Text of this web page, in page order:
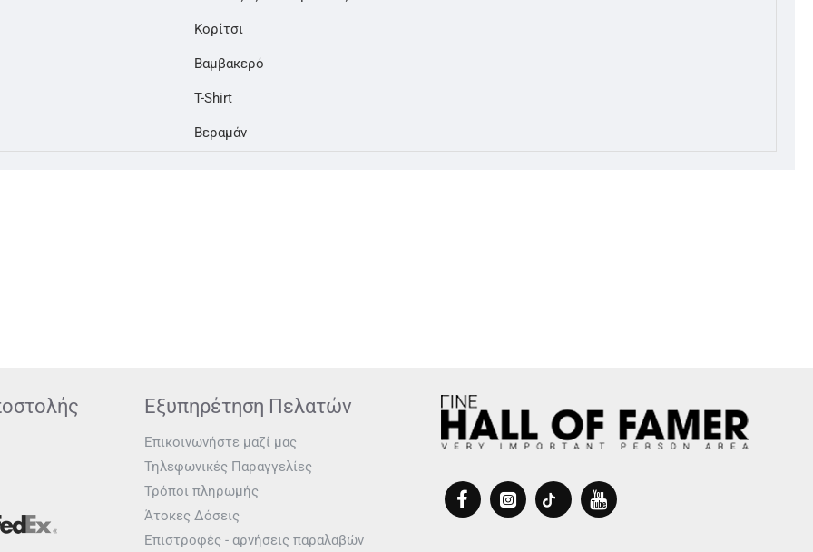
Κορίτσι
Βαμβακερό
T-Shirt
Βεραμάν
Εξυπηρέτηση Πελατών
Επικοινωνήστε μαζί μας
Τηλεφωνικές Παραγγελίες
Τρόποι πληρωμής
Άτοκες Δόσεις
Επιστροφές - αρνήσεις παραλαβών